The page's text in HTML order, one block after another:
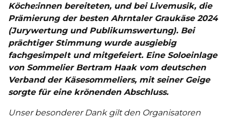
Köche:innen bereiteten, und bei Livemusik, die
Prämierung der besten Ahrntaler Graukäse 2024
(Jurywertung und Publikumswertung). Bei
prächtiger Stimmung wurde ausgiebig
fachgesimpelt und mitgefeiert. Eine Soloeinlage
von Sommelier Bertram Haak vom deutschen
Verband der Käsesommeliers, mit seiner Geige
sorgte für eine krönenden Abschluss.
Unser besonderer Dank gilt den Organisatoren